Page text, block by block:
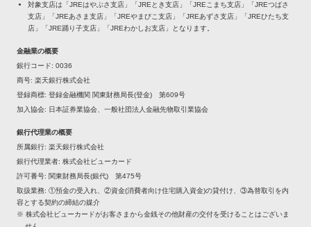
対象支店は「JREはやぶさ支店」「JREとき支店」「JREこまち支店」「JREつばさ
支店」「JREあさま支店」「JREやまびこ支店」「JREあずさ支店」「JREひたち支
店」「JRE踊り子支店」「JREわかしお支店」となります。
金融業の概要
銀行コード
0036
商号 楽天銀行株式会社
登録商標 登録金融機関 関東財務局長(登金) 第609号
加入協会
日本証券業協会、一般社団法人金融先物取引業協会
銀行代理業の概要
所属銀行 楽天銀行株式会社
銀行代理業者 株式会社ビューカード
許可番号
関東財務局長(銀代) 第475号
取扱業務 ①預金の受入れ、②資金(消費者向け住宅購入資金)の貸付け、③為替取引を内
容とする契約の締結の媒介
※ 株式会社ビューカードがお客さまから金銭その他財産の交付を受けることはございま